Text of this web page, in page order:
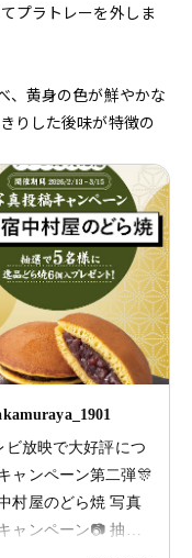
プラトレーを外しま
、黄身の色が鮮やかな
りした後味が特徴の
ャンペーン第二弾🎊
村屋のどら焼 写真
ャンペーン📷 抽選